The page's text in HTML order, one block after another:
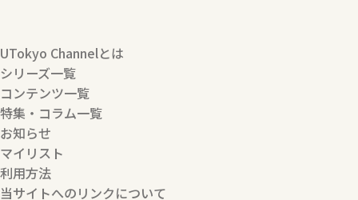
UTokyo Channelとは
シリーズ一覧
コンテンツ一覧
特集・コラム一覧
お知らせ
マイリスト
利用方法
当サイトへのリンクについて